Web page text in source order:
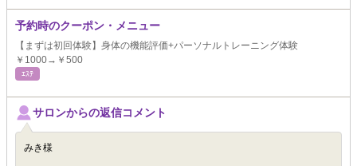
予約時のクーポン・メニュー
【まずは初回体験】身体の機能評価+パーソナルトレーニング体験
￥1000→￥500
ｴｽﾃ
サロンからの返信コメント
みき様